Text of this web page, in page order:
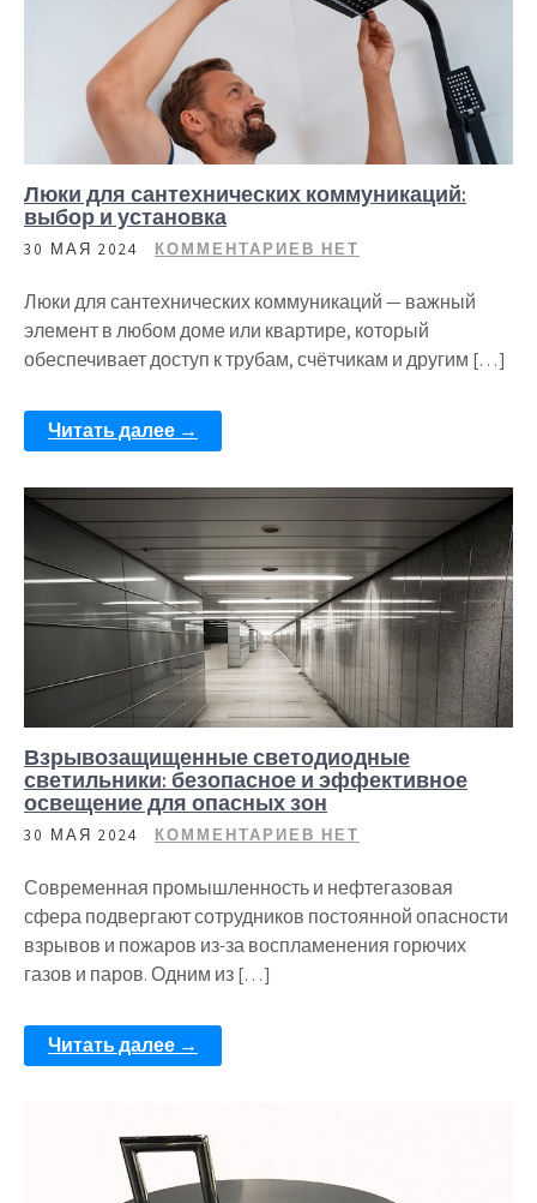
Люки для сантехнических коммуникаций:
выбор и установка
30 МАЯ 2024 КОММЕНТАРИЕВ НЕТ
Люки для сантехнических коммуникаций — важный
элемент в любом доме или квартире, который
обеспечивает доступ к трубам, счётчикам и другим […]
Читать далее →
Взрывозащищенные светодиодные
светильники: безопасное и эффективное
освещение для опасных зон
30 МАЯ 2024 КОММЕНТАРИЕВ НЕТ
Современная промышленность и нефтегазовая
сфера подвергают сотрудников постоянной опасности
взрывов и пожаров из-за воспламенения горючих
газов и паров. Одним из […]
Читать далее →